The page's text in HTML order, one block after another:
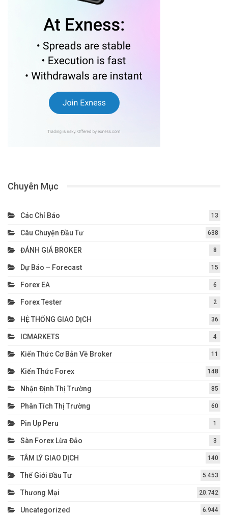
Chuyên Mục
Các Chỉ Báo 13
Câu Chuyện Đầu Tư 638
ĐÁNH GIÁ BROKER 8
Dự Báo – Forecast 15
Forex EA 6
Forex Tester 2
HỆ THỐNG GIAO DỊCH 36
ICMARKETS 4
Kiến Thức Cơ Bản Về Broker 11
Kiến Thức Forex 148
Nhận Định Thị Trường 85
Phân Tích Thị Trường 60
Pin Up Peru 1
Sàn Forex Lừa Đảo 3
TÂM LÝ GIAO DỊCH 140
Thế Giới Đầu Tư 5.453
Thương Mại 20.742
Uncategorized 6.944